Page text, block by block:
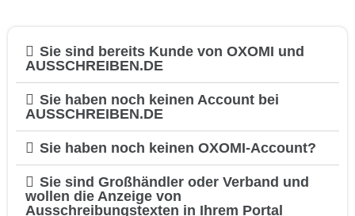
Sie sind bereits Kunde von OXOMI und
AUSSCHREIBEN.DE
Sie haben noch keinen Account bei
AUSSCHREIBEN.DE
Sie haben noch keinen OXOMI-Account?
Sie sind Großhändler oder Verband und
wollen die Anzeige von
Ausschreibungstexten in Ihrem Portal